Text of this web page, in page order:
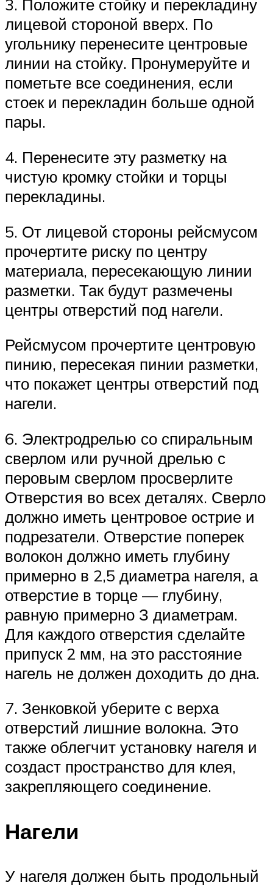
3. Положите стойку и перекладину
лицевой стороной вверх. По
угольнику перенесите центровые
линии на стойку. Пронумеруйте и
пометьте все соединения, если
стоек и перекладин больше одной
пары.
4. Перенесите эту разметку на
чистую кромку стойки и торцы
перекладины.
5. От лицевой стороны рейсмусом
прочертите риску по центру
материала, пересекающую линии
разметки. Так будут размечены
центры отверстий под нагели.
Рейсмусом прочертите центровую
пинию, пересекая пинии разметки,
что покажет центры отверстий под
нагели.
6. Электродрелью со спиральным
сверлом или ручной дрелью с
перовым сверлом просверлите
Отверстия во всех деталях. Сверло
должно иметь центровое острие и
подрезатели. Отверстие поперек
волокон должно иметь глубину
примерно в 2,5 диаметра нагеля, а
отверстие в торце — глубину,
равную примерно З диаметрам.
Для каждого отверстия сделайте
припуск 2 мм, на это расстояние
нагель не должен доходить до дна.
7. Зенковкой уберите с верха
отверстий лишние волокна. Это
также облегчит установку нагеля и
создаст пространство для клея,
закрепляющего соединение.
Нагели
У нагеля должен быть продольный